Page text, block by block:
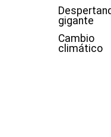
gigante
Cambio
climático